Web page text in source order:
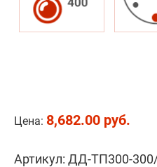
Цена: 8,682.00 руб.
Артикул: ДД-ТП300-